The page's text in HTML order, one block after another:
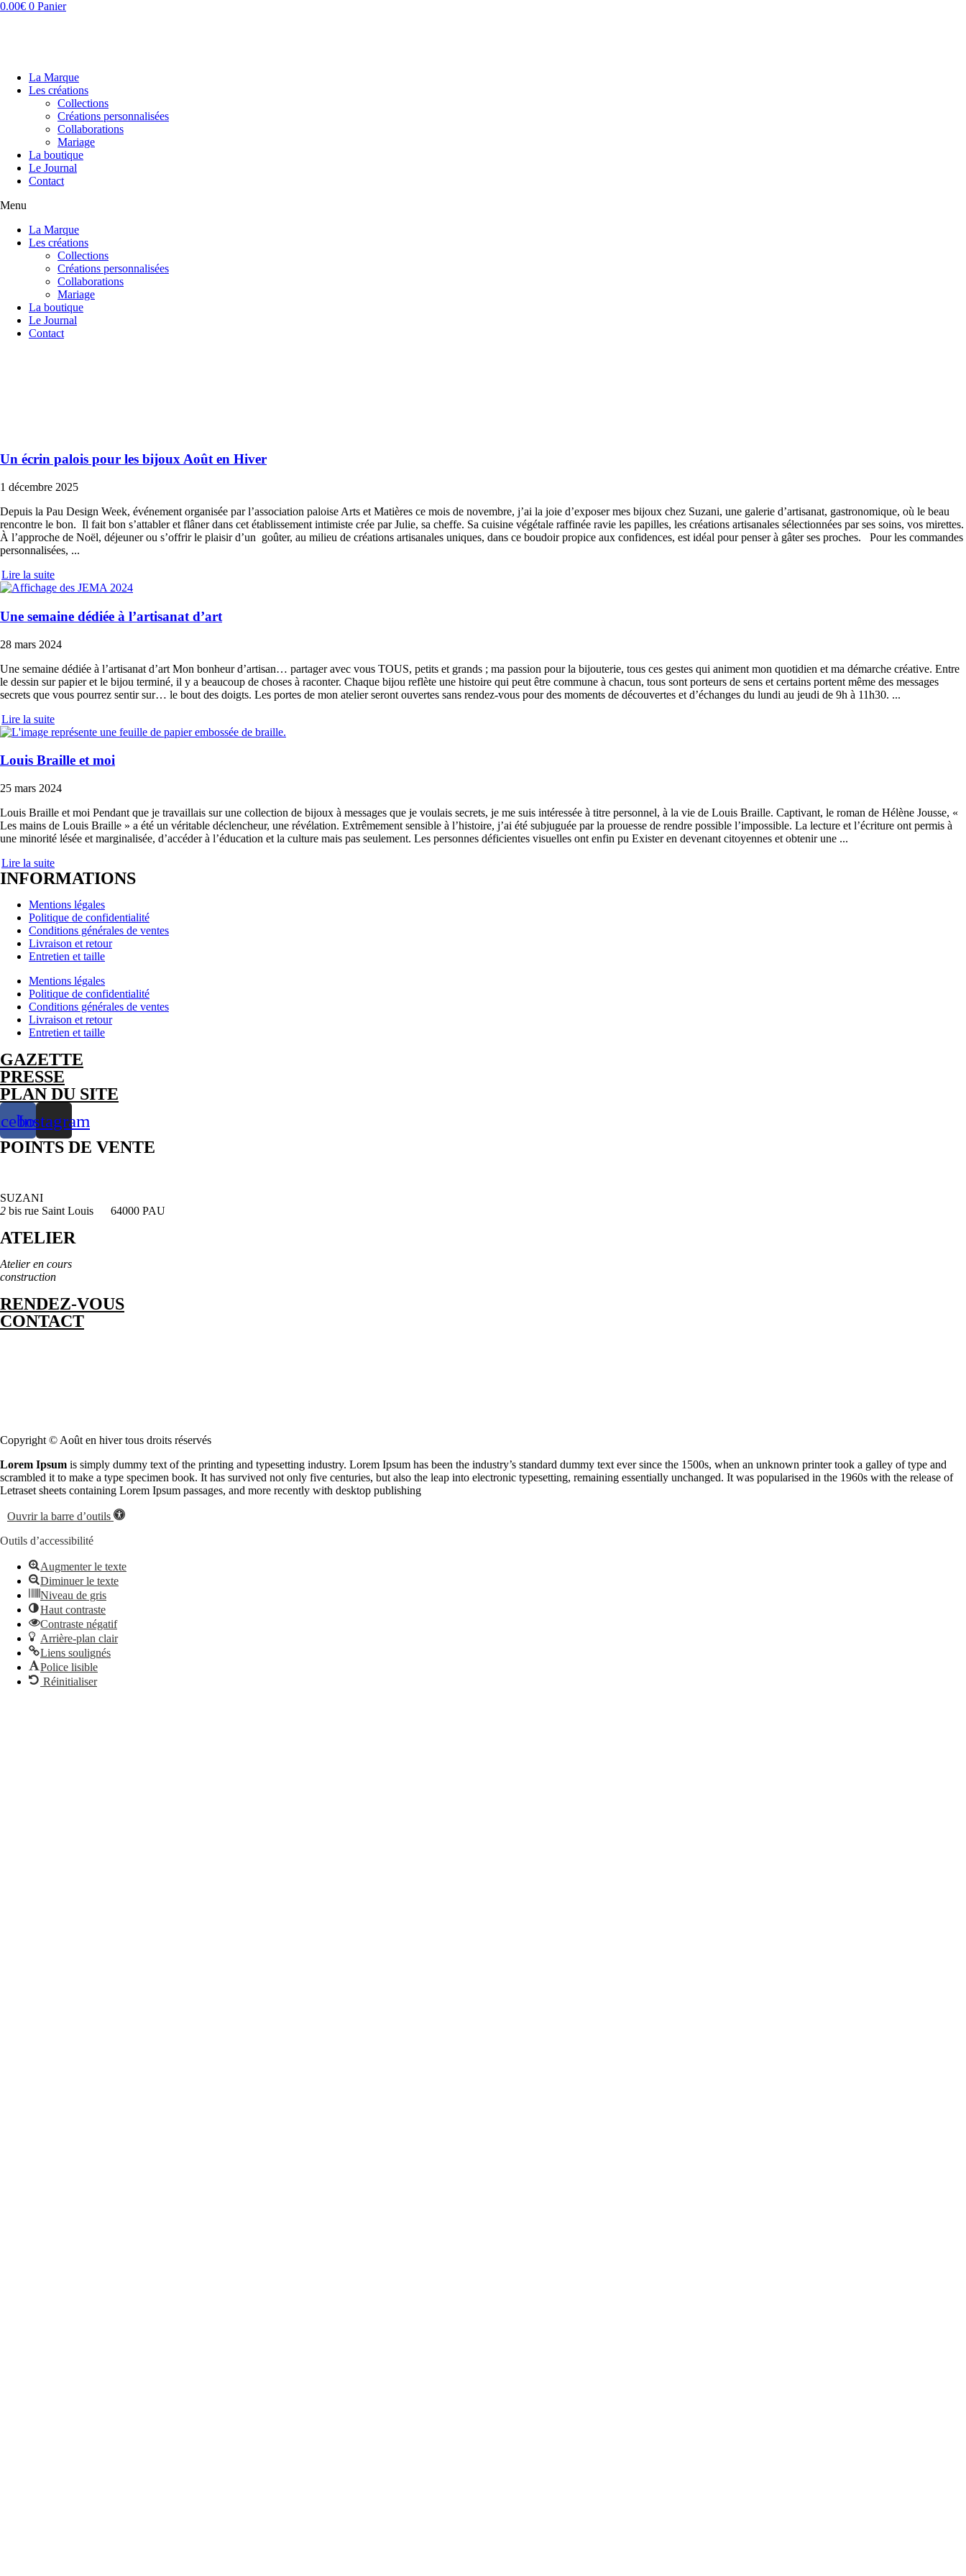
Aller
0.00€ 0 Panier
La Marque
Les créations
Collections
Créations personnalisées
Collaborations
Mariage
La boutique
Le Journal
Contact
Menu
La Marque
Les créations
Collections
Créations personnalisées
Collaborations
Mariage
La boutique
Le Journal
Contact
Un écrin palois pour les bijoux Août en Hiver
1 décembre 2025
Depuis la Pau Design Week, événement organisée par l’association paloise Arts et Matières ce mois de novembre, j’ai la joie d’exposer mes bijoux chez Suzani, une galerie d’artisanat, gastronomique, où le beau
rencontre le bon. Il fait bon s’attabler et flâner dans cet établissement intimiste crée par Julie, sa cheffe. Sa cuisine végétale raffinée ravie les papilles, les créations artisanales sélectionnées par ses soins, vos mirettes.
À l’approche de Noël, déjeuner ou s’offrir le plaisir d’un goûter, au milieu de créations artisanales uniques, dans ce boudoir propice aux confidences, est idéal pour penser à gâter ses proches. Pour les commandes
personnalisées,
Lire la suite
Une semaine dédiée à l’artisanat d’art
28 mars 2024
Une semaine dédiée à l’artisanat d’art Mon bonheur d’artisan… partager avec vous TOUS, petits et grands ; ma passion pour la bijouterie, tous ces gestes qui animent mon quotidien et ma démarche créative. Entre
le dessin sur papier et le bijou terminé, il y a beaucoup de choses à raconter. Chaque bijou reflète une histoire qui peut être commune à chacun, tous sont porteurs de sens et certains portent même des messages
secrets que vous pourrez sentir sur… le bout des doigts. Les portes de mon atelier seront ouvertes sans rendez-vous pour des moments de découvertes et d’échanges du lundi au jeudi de 9h à 11h30.
Lire la suite
Louis Braille et moi
25 mars 2024
Louis Braille et moi Pendant que je travaillais sur une collection de bijoux à messages que je voulais secrets, je me suis intéressée à titre personnel, à la vie de Louis Braille. Captivant, le roman de Hélène Jousse, «
Les mains de Louis Braille » a été un véritable déclencheur, une révélation. Extrêmement sensible à l’histoire, j’ai été subjuguée par la prouesse de rendre possible l’impossible. La lecture et l’écriture ont permis à
une minorité lésée et marginalisée, d’accéder à l’éducation et la culture mais pas seulement. Les personnes déficientes visuelles ont enfin pu Exister en devenant citoyennes et obtenir une
Lire la suite
INFORMATIONS
Mentions légales
Politique de confidentialité
Conditions générales de ventes
Livraison et retour
Entretien et taille
Mentions légales
Politique de confidentialité
Conditions générales de ventes
Livraison et retour
Entretien et taille
GAZETTE
PRESSE
PLAN DU SITE
Instagram
POINTS DE VENTE
SUZANI
2 bis rue Saint Louis 64000 PAU
ATELIER
Atelier en cours
construction
RENDEZ-VOUS
CONTACT
Copyright © Août en hiver tous droits réservés
Lorem Ipsum is simply dummy text of the printing and typesetting industry. Lorem Ipsum has been the industry’s standard dummy text ever since the 1500s, when an unknown printer took a galley of type and
scrambled it to make a type specimen book. It has survived not only five centuries, but also the leap into electronic typesetting, remaining essentially unchanged. It was popularised in the 1960s with the release of
Letraset sheets containing Lorem Ipsum passages, and more recently with desktop publishing
Ouvrir la barre d’outils
Outils d’accessibilité
Augmenter le texte
Diminuer le texte
Niveau de gris
Haut contraste
Contraste négatif
Arrière-plan clair
Liens soulignés
Police lisible
Réinitialiser